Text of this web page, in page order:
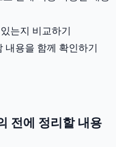
는지 비교하기
내용을 함께 확인하기
전에 정리할 내용